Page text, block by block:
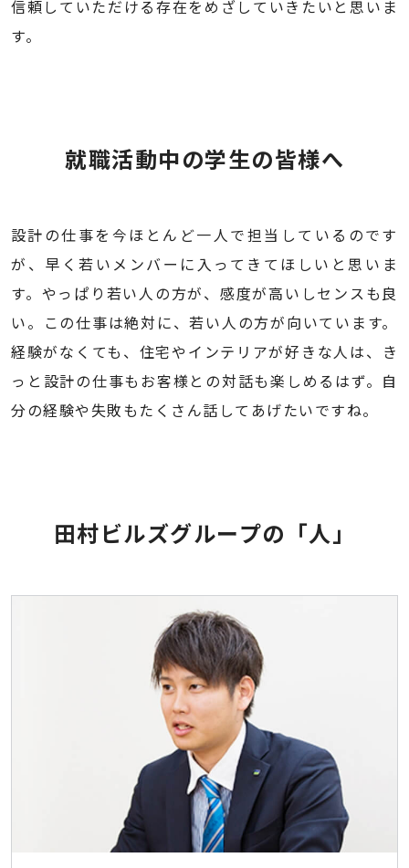
信頼していただける存在をめざしていきたいと思いま
す。
就職活動中の学生の皆様へ
設計の仕事を今ほとんど一人で担当しているのです
が、早く若いメンバーに入ってきてほしいと思いま
す。やっぱり若い人の方が、感度が高いしセンスも良
い。この仕事は絶対に、若い人の方が向いています。
経験がなくても、住宅やインテリアが好きな人は、き
っと設計の仕事もお客様との対話も楽しめるはず。自
分の経験や失敗もたくさん話してあげたいですね。
田村ビルズグループの「人」